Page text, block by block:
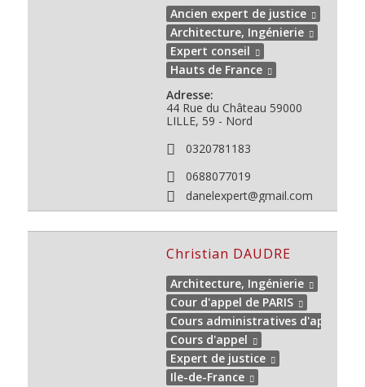
Ancien expert de justice
Architecture, Ingénierie
Expert conseil
Hauts de France
Adresse:
44 Rue du Château 59000
LILLE, 59 - Nord
0320781183
0688077019
danelexpert@gmail.com
Christian DAUDRE
Architecture, Ingénierie
Cour d'appel de PARIS
Cours administratives d'appel
Cours d'appel
Expert de justice
Ile-de-France